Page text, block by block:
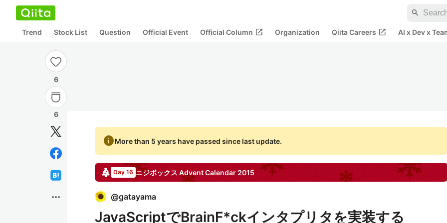
search
Trend Stock List Question Official Event Official Column open_in_new Organization Qiita Careers open_in_new AI x Dev x
6
6
more_horiz
infoMore than 5 years have passed since last update.
Day 16 ニジボックス Advent Calendar 2015
@gatayama
JavaScriptでBrainF*ckインタプリタを実装する